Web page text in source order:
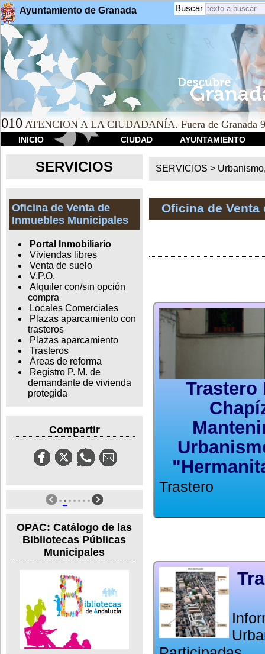
Ayuntamiento de Granada Buscar
010 ATENCION A LA CIUDADANÍA. Fuera de Granada
INICIO CIUDAD AYUNTAMIENTO
SERVICIOS
Oficina de Venta de
Inmuebles Municipales
Portal Inmobiliario
Viviendas libres
Venta de suelo
V.P.O.
Alquiler con/sin opción
compra
Locales Comerciales
Plazas aparcamiento con
trasteros
Plazas aparcamiento
Trasteros
Áreas de reforma
Registro P. M. de
demandante de vivienda
protegida
Compartir
OPAC: Catálogo de las
Bibliotecas Públicas
Municipales
SERVICIOS >
Oficina de
Trastero
Trastero